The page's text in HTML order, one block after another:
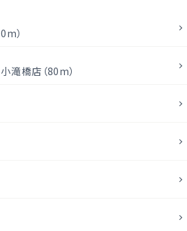
）
滝橋店（80m）